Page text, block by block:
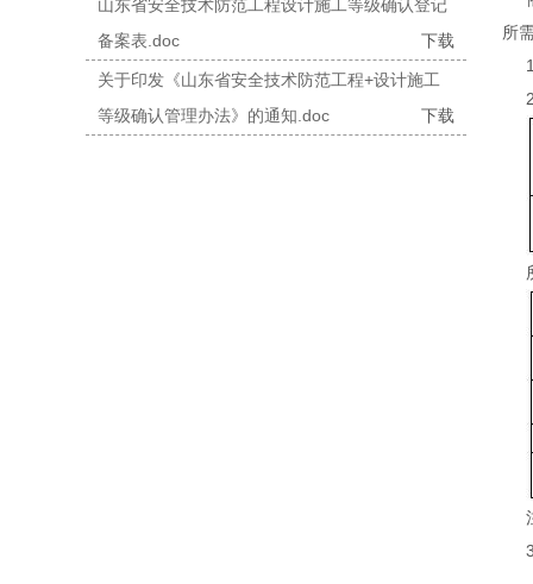
山东省安全技术防范工程设计施工等级确认登记
备案表.doc
下载
关于印发《山东省安全技术防范工程+设计施工
等级确认管理办法》的通知.doc
下载
所